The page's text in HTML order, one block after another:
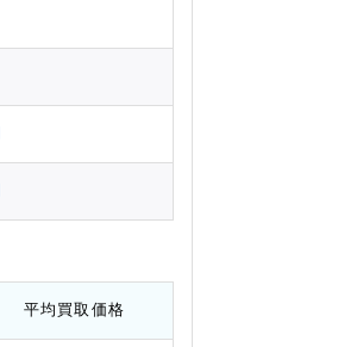
平均 買取価格